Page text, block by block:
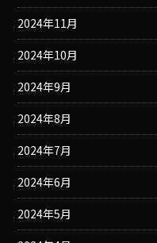
2024年11月
2024年10月
2024年9月
2024年8月
2024年7月
2024年6月
2024年5月